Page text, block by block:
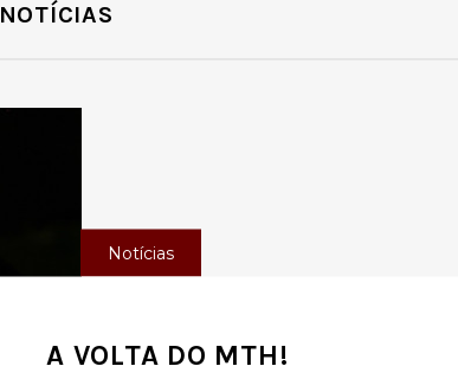
NOTÍCIAS
Notícias
A VOLTA DO MTH!